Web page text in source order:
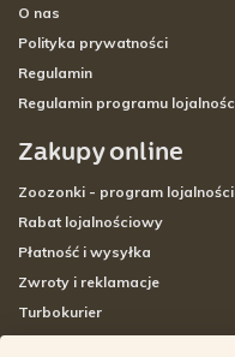
O nas
Polityka prywatności
Regulamin
Regulamin programu
Zakupy online
Zoozonki - program
Rabat lojalnościowy
Płatność i wysyłka
Zwroty i reklamacje
Turbokurier